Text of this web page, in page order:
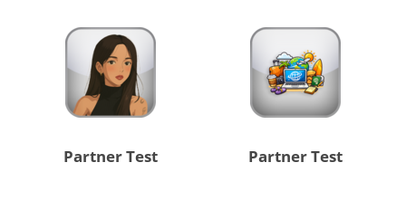
Partner Test Partner Test